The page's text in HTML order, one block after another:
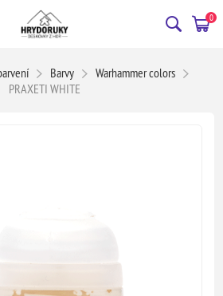
0
Barvy
Warhammer colors
PRAXETI WHITE